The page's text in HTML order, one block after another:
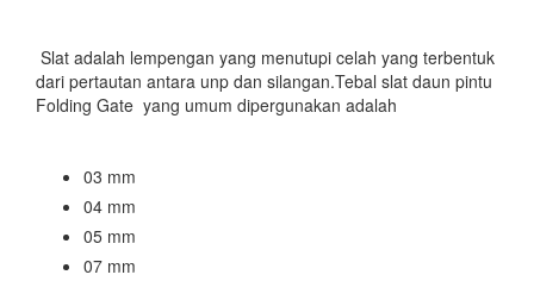
Slat adalah lempengan yang menutupi celah yang terbentuk
dari pertautan antara unp dan silangan.Tebal slat daun pintu
Folding Gate yang umum dipergunakan adalah
03 mm
04 mm
05 mm
07 mm